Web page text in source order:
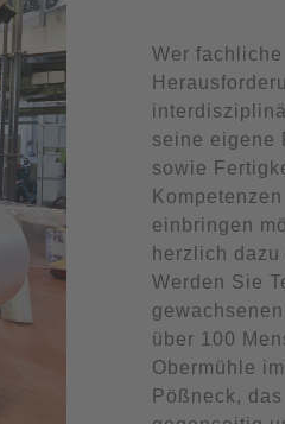
Wer fachliche
seine eigene
sowie
einbringen
herzlich
Werden Sie
über 100
Obermühle
Pößneck,